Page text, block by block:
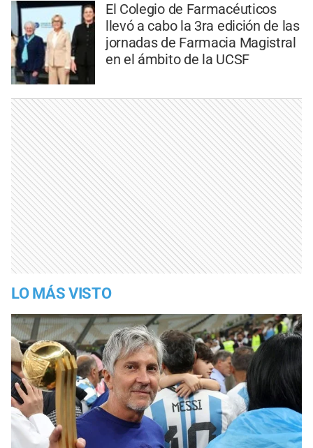
El Colegio de Farmacéuticos
llevó a cabo la 3ra edición de las
jornadas de Farmacia Magistral
en el ámbito de la UCSF
LO MÁS VISTO